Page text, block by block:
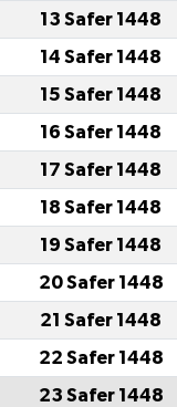
13 Safer 1448
14 Safer 1448
15 Safer 1448
16 Safer 1448
17 Safer 1448
18 Safer 1448
19 Safer 1448
20 Safer 1448
21 Safer 1448
22 Safer 1448
23 Safer 1448